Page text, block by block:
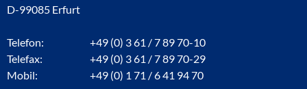
D-99085 Erfurt
Telefon:
+49 (0) 3 61 / 7 89 70-10
Telefax:
+49 (0) 3 61 / 7 89 70-29
Mobil:
+49 (0) 1 71 / 6 41 94 70